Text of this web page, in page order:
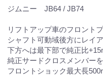
ジムニー JB64 / JB74
リフトアップ車のフロント
シャフト可動域後方にレイ
下方へは最下部で純正比
純正サードクロスメンバー
フロントショック最大長